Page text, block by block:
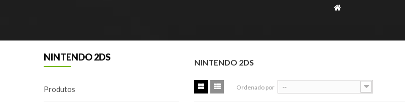
NINTENDO 2DS
Produtos
NINTENDO 2DS
Ordenado por --